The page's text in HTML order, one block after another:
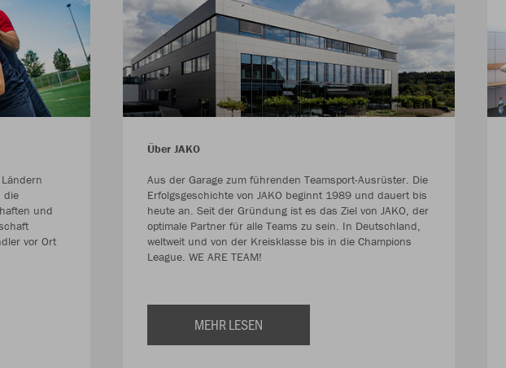
die
und
vor Ort
Über JAKO
Aus der Garage zum führenden Teamsport-Ausrüster. Die
Erfolgsgeschichte von JAKO beginnt 1989 und dauert bis
heute an. Seit der Gründung ist es das Ziel von JAKO, der
optimale Partner für alle Teams zu sein. In Deutschland,
weltweit und von der Kreisklasse bis in die Champions
League. WE ARE TEAM!
MEHR LESEN